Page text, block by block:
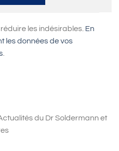
les indésirables. En
les données de vos
.
du Dr Soldermann et